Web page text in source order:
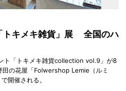
トキメキ雑貨」展 全国のハ
ト「トキメキ雑貨collection vol.9」が8
田の花屋「Folwershop Lemie（ルミ
開催される。